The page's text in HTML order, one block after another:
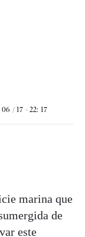
/ 17 - 22: 17
marina que
de
este